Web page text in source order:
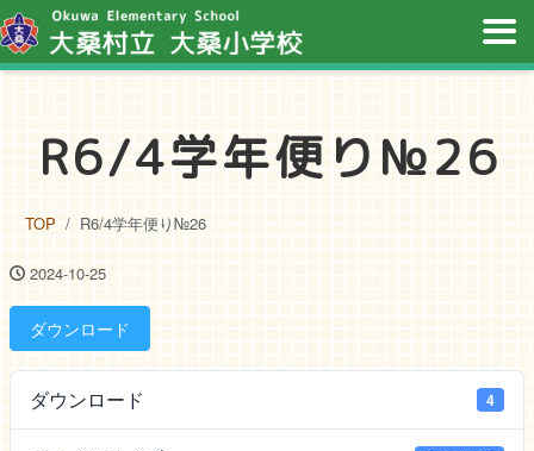
R6/4学年便り№26
TOP R6/4学年便り№26
2024-10-25
ダウンロード
ダウンロード 4